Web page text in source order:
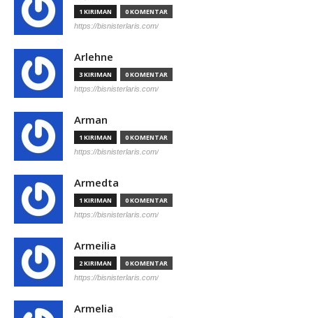
1 KIRIMAN 0 KOMENTAR
https://bisnisterlaris.com/
Arlehne
3 KIRIMAN 0 KOMENTAR
https://bisnisterlaris.com/
Arman
1 KIRIMAN 0 KOMENTAR
https://bisnisterlaris.com/
Armedta
1 KIRIMAN 0 KOMENTAR
https://bisnisterlaris.com/
Armeilia
2 KIRIMAN 0 KOMENTAR
https://bisnisterlaris.com/
Armelia